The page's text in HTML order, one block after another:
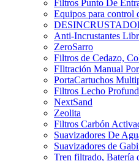
Filtros Punto De
Equipos para control
Anti-Incrustantes
ZeroSarro
Filtros de Cedazo,
FIltración Manual
PortaCartuchos
Filtros Lecho
NextSand
Zeolita
Filtros Carbón
Suavizadores De
Suavizadores de
Tren filtrado, Batería